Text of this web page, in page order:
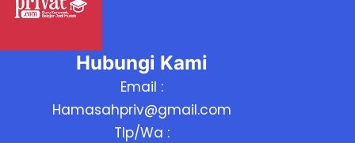
Hubungi Kami
Email :
Hamasahpriv@gmail.com
Tlp/Wa :